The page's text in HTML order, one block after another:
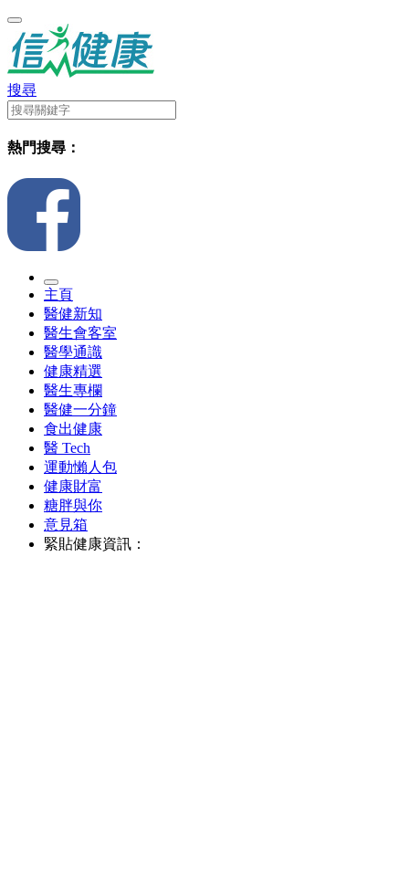
搜尋
熱門搜尋：
主頁
醫健新知
醫生會客室
醫學通識
健康精選
醫生專欄
醫健一分鐘
食出健康
醫 Tech
運動懶人包
健康財富
糖胖與你
意見箱
緊貼健康資訊：